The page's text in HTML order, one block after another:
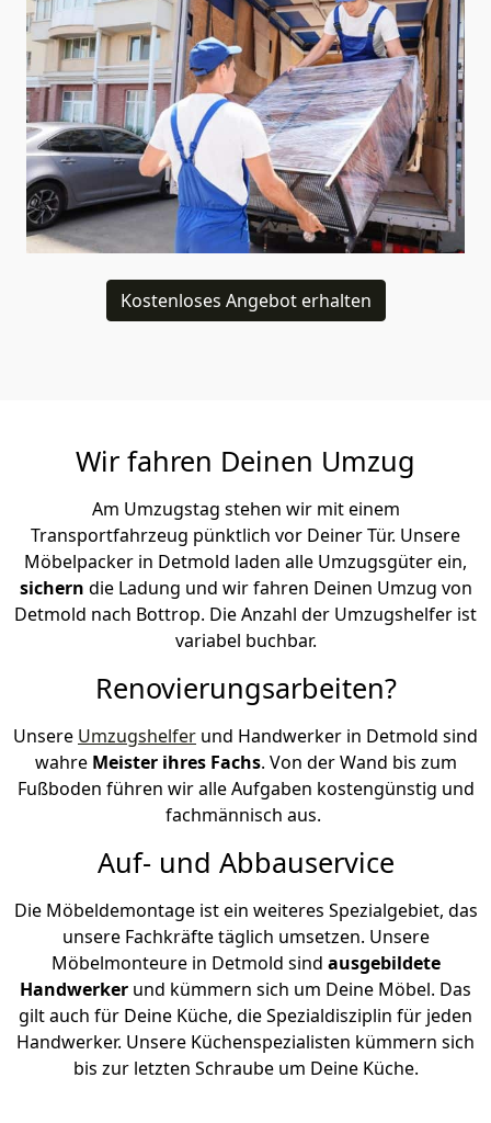
Kostenloses Angebot erhalten
Wir fahren Deinen Umzug
Am Umzugstag stehen wir mit einem
Transportfahrzeug pünktlich vor Deiner Tür. Unsere
Möbelpacker in Detmold laden alle Umzugsgüter ein,
sichern die Ladung und wir fahren Deinen Umzug von
Detmold nach Bottrop. Die Anzahl der Umzugshelfer ist
variabel buchbar.
Renovierungsarbeiten?
Unsere Umzugshelfer und Handwerker in Detmold sind
wahre Meister ihres Fachs. Von der Wand bis zum
Fußboden führen wir alle Aufgaben kostengünstig und
fachmännisch aus.
Auf- und Abbauservice
Die Möbeldemontage ist ein weiteres Spezialgebiet, das
unsere Fachkräfte täglich umsetzen. Unsere
Möbelmonteure in Detmold sind ausgebildete
Handwerker und kümmern sich um Deine Möbel. Das
gilt auch für Deine Küche, die Spezialdisziplin für jeden
Handwerker. Unsere Küchenspezialisten kümmern sich
bis zur letzten Schraube um Deine Küche.